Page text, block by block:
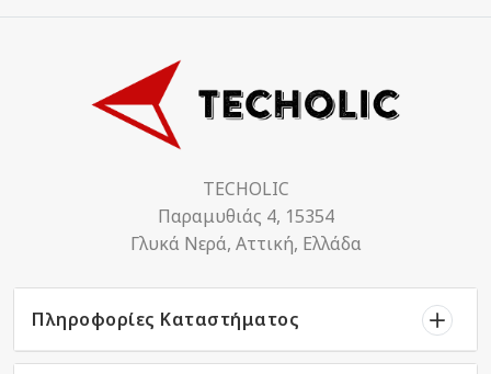
TECHOLIC
Παραμυθιάς 4, 15354
Γλυκά Νερά, Αττική, Ελλάδα
Πληροφορίες Καταστήματος